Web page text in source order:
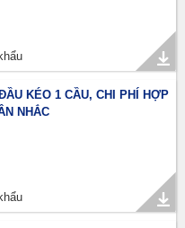
KÉO 1 CẦU, CHI PHÍ HỢP
NHẮC